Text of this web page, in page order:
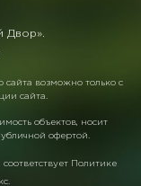
Двор».
сайта возможно только с
сайта.
объектов, носит
офертой.
соответствует Политике
.